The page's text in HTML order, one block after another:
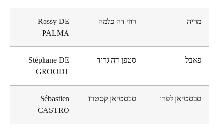
מריה רוזי דה פלמה
Rossy DE
PALMA
פאבל סטפן דה גרוד
Stéphane DE
GROODT
סבסטיאן לפרו סבסטיאן קסטרו
Sébastien
CASTRO